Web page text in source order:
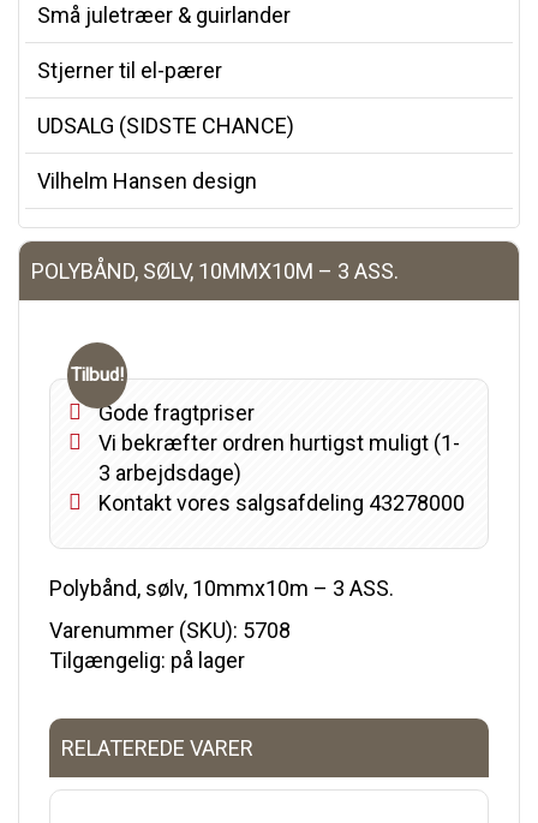
Små juletræer & guirlander
Stjerner til el-pærer
UDSALG (SIDSTE CHANCE)
Vilhelm Hansen design
POLYBÅND, SØLV, 10MMX10M – 3 ASS.
Tilbud!
Gode fragtpriser
Vi bekræfter ordren hurtigst muligt (1-
3 arbejdsdage)
Kontakt vores salgsafdeling 43278000
Polybånd, sølv, 10mmx10m – 3 ASS.
Varenummer (SKU): 5708
Tilgængelig: på lager
RELATEREDE VARER